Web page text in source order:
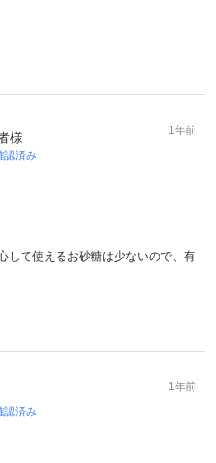
様
認済み
1年前
して使えるお砂糖は少ないので、有
認済み
1年前